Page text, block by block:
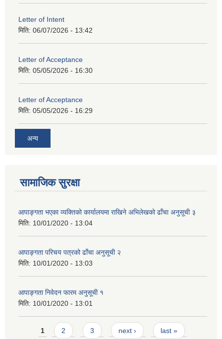
Letter of Intent
मिति: 06/07/2026 - 13:42
Letter of Acceptance
मिति: 05/05/2026 - 16:30
Letter of Acceptance
मिति: 05/05/2026 - 16:29
अन्य
सामाजिक सुरक्षा
आपाङ्गता भएका व्यक्तिको कार्यालयमा राखिने अभिलेखको ढाँचा अनुसूची ३
मिति: 10/01/2020 - 13:04
आपाङ्गता परिचय पत्रको ढाँचा अनुसूची २
मिति: 10/01/2020 - 13:03
आपाङ्गता निवेदन फारम अनुसूची १
मिति: 10/01/2020 - 13:01
Pages
1 2 3 next › last »